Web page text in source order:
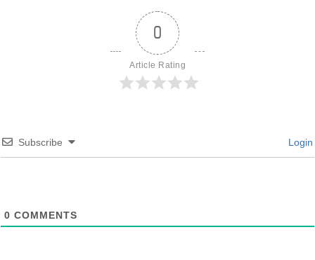
0
Article Rating
Subscribe Login
0 COMMENTS